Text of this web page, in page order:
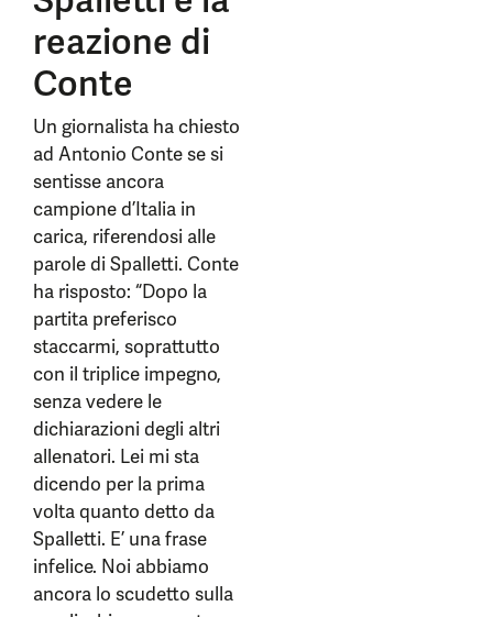
reazione di
Conte
Un giornalista ha chiesto
ad Antonio Conte se si
sentisse ancora
campione d’Italia in
carica, riferendosi alle
parole di Spalletti. Conte
ha risposto: “Dopo la
partita preferisco
staccarmi, soprattutto
con il triplice impegno,
senza vedere le
dichiarazioni degli altri
allenatori. Lei mi sta
dicendo per la prima
volta quanto detto da
Spalletti. E’ una frase
infelice. Noi abbiamo
ancora lo scudetto sulla